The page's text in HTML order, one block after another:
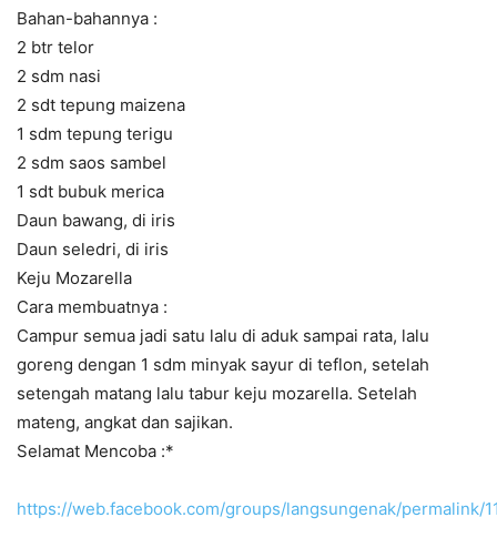
Bahan-bahannya :
2 btr telor
2 sdm nasi
2 sdt tepung maizena
1 sdm tepung terigu
2 sdm saos sambel
1 sdt bubuk merica
Daun bawang, di iris
Daun seledri, di iris
Keju Mozarella
Cara membuatnya :
Campur semua jadi satu lalu di aduk sampai rata, lalu
goreng dengan 1 sdm minyak sayur di teflon, setelah
setengah matang lalu tabur keju mozarella. Setelah
mateng, angkat dan sajikan.
Selamat Mencoba :*
https://web.facebook.com/groups/langsungenak/permalink/